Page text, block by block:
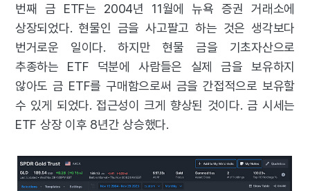
번째 금 ETF는 2004년 11월에 뉴욕 증권 거래소에
상장되었다. 현물인 금을 사고팔고 하는 것은 생각보다
번거로운 일이다. 하지만 현물 금을 기초자산으로
추종하는 ETF 덕분에 사람들은 실제 금을 보유하지
않아도 금 ETF를 구매함으로써 금을 간접적으로 보유할
수 있게 되었다. 접근성이 크게 향상된 것이다. 금 시세는
ETF 상장 이후 8년간 상승했다.